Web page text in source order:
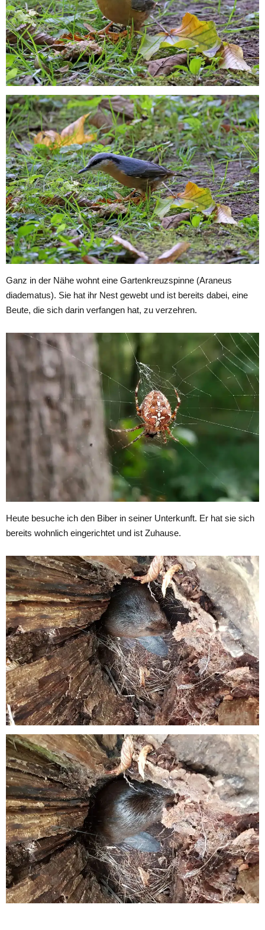
Ganz in der Nähe wohnt eine Gartenkreuzspinne (Araneus
diadematus). Sie hat ihr Nest gewebt und ist bereits dabei, eine
Beute, die sich darin verfangen hat, zu verzehren.
Heute besuche ich den Biber in seiner Unterkunft. Er hat sie sich
bereits wohnlich eingerichtet und ist Zuhause.